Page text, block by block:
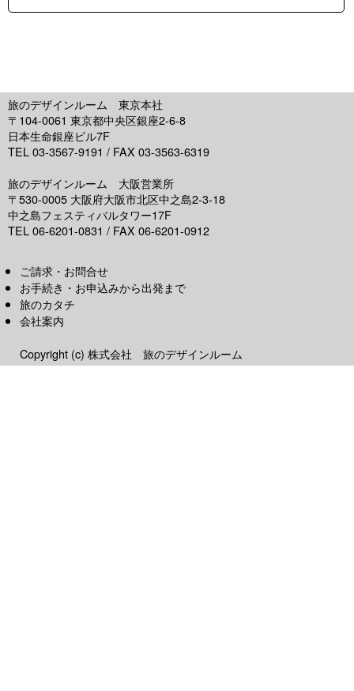
旅のデザインルーム 東京本社
〒104-0061 東京都中央区銀座2-6-8
日本生命銀座ビル7F
TEL 03-3567-9191 / FAX 03-3563-6319
旅のデザインルーム 大阪営業所
〒530-0005 大阪府大阪市北区中之島2-3-18
中之島フェスティバルタワー17F
TEL 06-6201-0831 / FAX 06-6201-0912
ご請求・お問合せ
お手続き・お申込みから出発まで
旅のカタチ
会社案内
Copyright (c) 株式会社 旅のデザインルーム